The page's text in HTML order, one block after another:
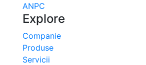
ANPC
Explore
Companie
Produse
Servicii